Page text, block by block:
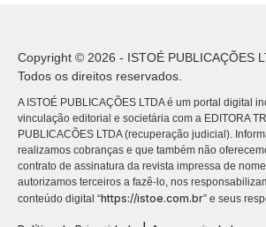
Copyright © 2026 - ISTOÉ PUBLICAÇÕES
Todos os direitos reservados.
A ISTOÉ PUBLICAÇÕES LTDA é um portal digital
vinculação editorial e societária com a EDITORA
PUBLICACÕES LTDA (recuperação judicial).
realizamos cobranças e que também não
contrato de assinatura da revista impressa de
autorizamos terceiros a fazê-lo, nos
conteúdo digital “https://istoe.com.br” e seus